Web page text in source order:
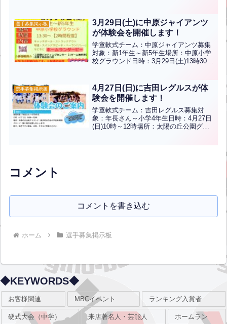
祝)普段の練習を体験したり初心者も大歓
迎...全文はクリック
選手募集掲示板
3月29日(土)に中原ジャイアンツ
が体験会を開催します！
学童軟式チーム：中原ジャイアンツ募集
対象：新1年生～新5年生場所：中原小学
校グラウンド日時：3月29日(土)13時30分
ド、ベーラン(リレー)、ホームランダー
ビーな...全文はクリック
選手募集掲示板
4月27日(日)に吉田レグルスが体
験会を開催します！
学童軟式チーム：吉田レグルス募集対
象：年長さん～小学4年生日時：4月27日
(日)10時～12時場所：太陽の丘公園グラ
コメント
コメントを書き込む
ホーム 選手募集掲示板
◆KEYWORDS◆
お客様関連 MBCイベント ランキング入賞者
硬式大会（中学） 来店著名人・芸能人 ホームラン